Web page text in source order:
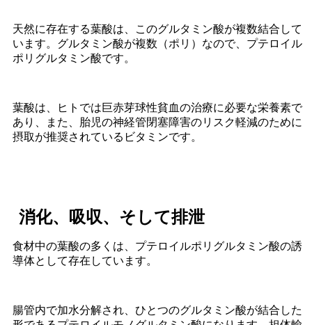
天然に存在する葉酸は、このグルタミン酸が複数結合して
います。グルタミン酸が複数（ポリ）なので、プテロイル
ポリグルタミン酸です。
葉酸は、ヒトでは巨赤芽球性貧血の治療に必要な栄養素で
あり、また、胎児の神経管閉塞障害のリスク軽減のために
摂取が推奨されているビタミンです。
消化、吸収、そして排泄
食材中の葉酸の多くは、プテロイルポリグルタミン酸の誘
導体として存在しています。
腸管内で加水分解され、ひとつのグルタミン酸が結合した